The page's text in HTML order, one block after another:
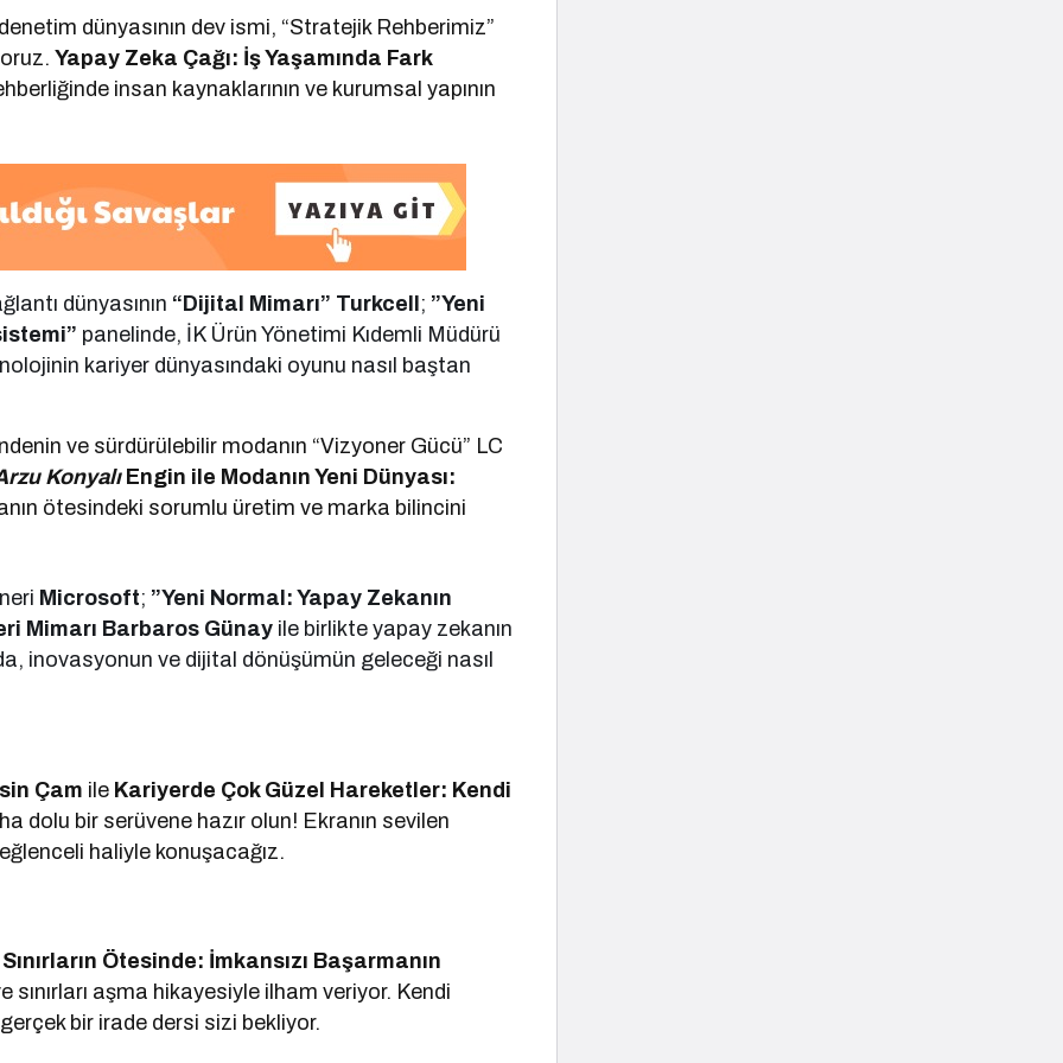
dünyasının dev ismi, “Stratejik Rehberimiz”
Yapay Zeka Çağı: İş Yaşamında Fark
insan kaynaklarının ve kurumsal yapının
dünyasının “Dijital Mimarı” Turkcell ; ”Yeni
panelinde, İK Ürün Yönetimi Kıdemli Müdürü
kariyer dünyasındaki oyunu nasıl baştan
ve sürdürülebilir modanın “Vizyoner Gücü” LC
Konyalı Engin ile Modanın Yeni Dünyası:
ötesindeki sorumlu üretim ve marka bilincini
Microsoft; ”Yeni Normal: Yapay Zekanın
Mimarı Barbaros Günay ile birlikte yapay zekanın
inovasyonun ve dijital dönüşümün geleceği nasıl
Çam ile Kariyerde Çok Güzel Hareketler: Kendi
dolu bir serüvene hazır olun! Ekranın sevilen
haliyle konuşacağız.
Sınırların Ötesinde: İmkansızı Başarmanın
sınırları aşma hikayesiyle ilham veriyor. Kendi
bir irade dersi sizi bekliyor.